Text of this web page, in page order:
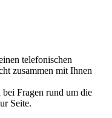
telefonischen
zusammen mit Ihnen
Fragen rund um die
Seite.